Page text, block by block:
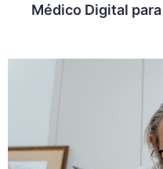
Médico Digital